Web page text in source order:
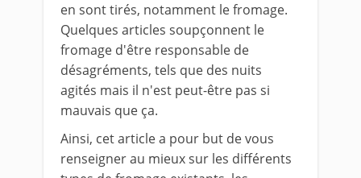
en sont tirés, notamment le fromage.
Quelques articles soupçonnent le
fromage d'être responsable de
désagréments, tels que des nuits
agités mais il n'est peut-être pas si
mauvais que ça.
Ainsi, cet article a pour but de vous
renseigner au mieux sur les différents